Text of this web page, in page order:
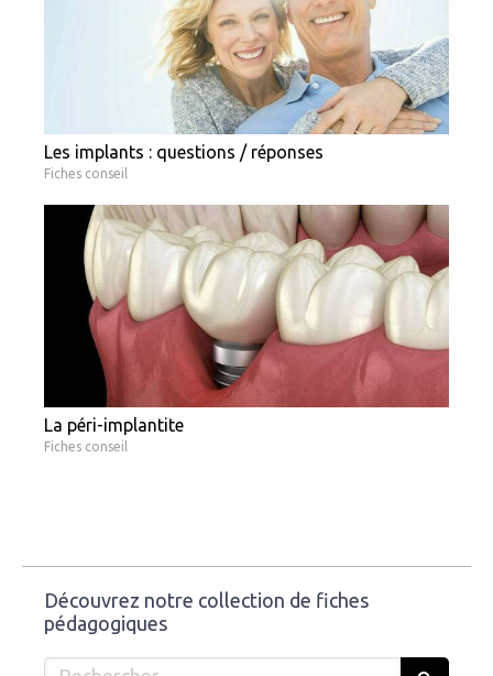
Les implants : questions / réponses
Fiches conseil
La péri-implantite
Fiches conseil
Découvrez notre collection de fiches
pédagogiques
Rechercher